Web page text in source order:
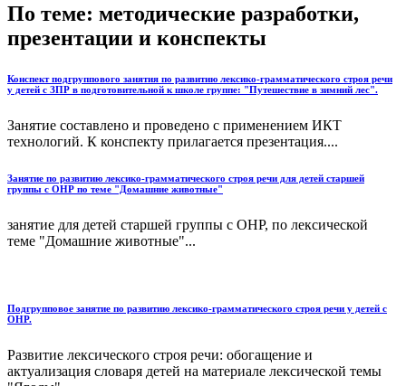
По теме: методические разработки,
презентации и конспекты
Конспект подгруппового занятия по развитию лексико-грамматического строя речи
у детей с ЗПР в подготовительной к школе группе: "Путешествие в зимний лес".
Занятие составлено и проведено с применением ИКТ
технологий. К конспекту прилагается презентация....
Занятие по развитию лексико-грамматического строя речи для детей старшей
группы с ОНР по теме "Домашние животные"
занятие для детей старшей группы с ОНР, по лексической
теме "Домашние животные"...
Подгрупповое занятие по развитию лексико-грамматического строя речи у детей с
ОНР.
Развитие лексического строя речи: обогащение и
актуализация словаря детей на материале лексической темы